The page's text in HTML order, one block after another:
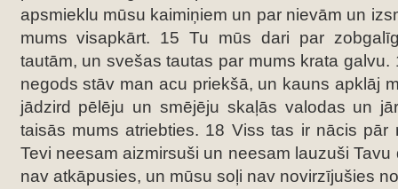
apsmieklu mūsu kaimiņiem un par nievām un
mums visapkārt. 15 Tu mūs dari par
tautām, un svešas tautas par mums krata galvu.
negods stāv man acu priekšā, un kauns apklāj
jādzird pēlēju un smējēju skaļās valodas un
taisās mums atriebties. 18 Viss tas ir nācis pār
Tevi neesam aizmirsuši un neesam lauzuši
nav atkāpusies, un mūsu soļi nav novirzījušies